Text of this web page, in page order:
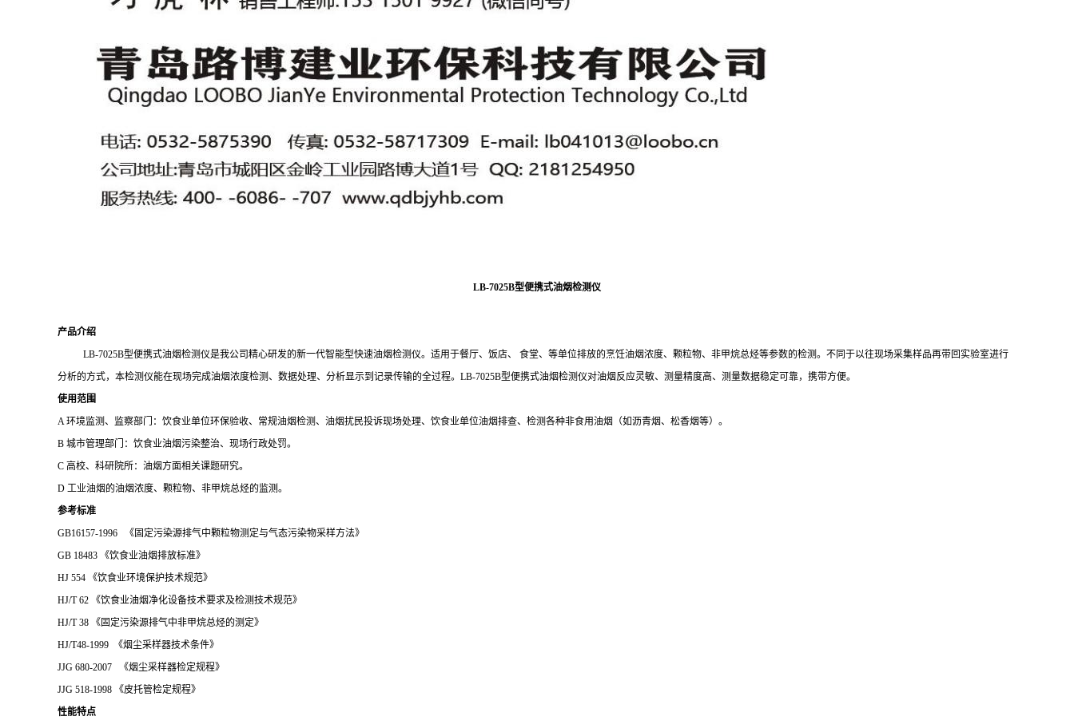
LB-7025B型便携式油烟检测仪
产品介绍
LB-7025B型便携式油烟检测仪是我公司精心研发的新一代智能型快速油烟检测仪。适用于餐厅、饭店、 食堂、等单位排放的烹饪油烟浓度、颗粒物、非甲烷总烃等参数的检测。不同于以往现场采集样品再带回实验室进行
分析的方式，本检测仪能在现场完成油烟浓度检测、数据处理、分析显示到记录传输的全过程。 LB-7025B型便携式油烟检测仪对油烟反应灵敏、测量精度高、测量数据稳定可靠，携带方便。
使用范围
A 环境监测、监察部门：饮食业单位环保验收、常规油烟检测、油烟扰民投诉现场处理、饮食业单位油烟排查、检测各种非食用油烟（如沥青烟、松香烟等）。
B 城市管理部门：饮食业油烟污染整治、现场行政处罚。
C 高校、科研院所：油烟方面相关课题研究。
D 工业油烟的油烟浓度、颗粒物、非甲烷总烃的监测。
参考标准
GB16157-1996 《固定污染源排气中颗粒物测定与气态污染物采样方法》
GB 18483
《饮食业油烟排放标准》
HJ 554
《饮食业环境保护技术规范》
HJ/T 62
《饮食业油烟净化设备技术要求及检测技术规范》
HJ/T 38
《固定污染源排气中非甲烷总烃的测定》
HJ/T48-1999 《烟尘采样器技术条件》
JJG 680-2007 《烟尘采样器检定规程》
JJG 518-1998 《皮托管检定规程》
性能特点